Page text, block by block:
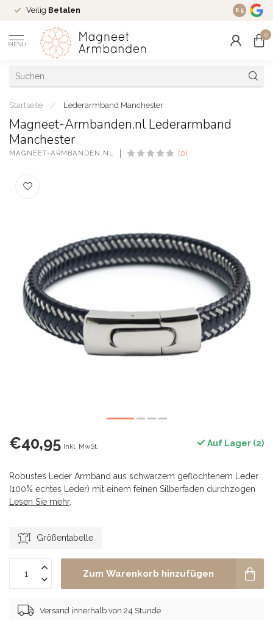
Veilig Betalen Ruim 16
8.5
MENU
0
Startseite / Lederarmband Manchester
Magneet-Armbanden.nl Lederarmband
Manchester
MAGNEET-ARMBANDEN.NL (0)
€40,95 Inkl. MwSt. Auf Lager (2)
Robustes Leder Armband aus schwarzem geflochtenem Leder
(100% echtes Leder) mit einem feinen Silberfaden durchzogen
Lesen Sie mehr.
Größentabelle
Zum Warenkorb hinzufügen
Versand innerhalb von 24 Stunde